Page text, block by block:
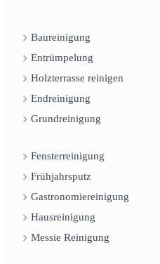
Baureinigung
Entrümpelung
Holzterrasse reinigen
Endreinigung
Grundreinigung
Fensterreinigung
Frühjahrsputz
Gastronomiereinigung
Hausreinigung
Messie Reinigung